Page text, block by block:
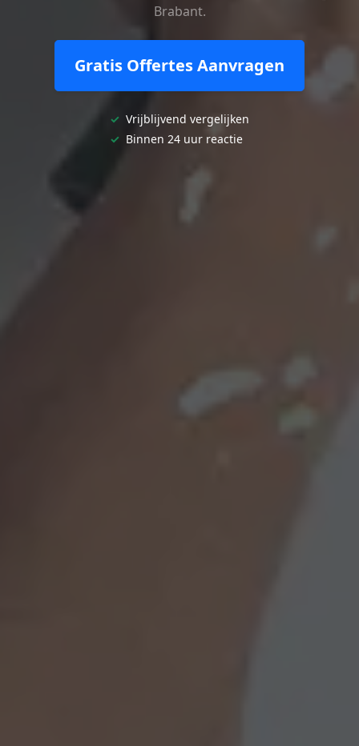
Brabant.
Gratis Offertes Aanvragen
✓ Vrijblijvend vergelijken
✓ Binnen 24 uur reactie